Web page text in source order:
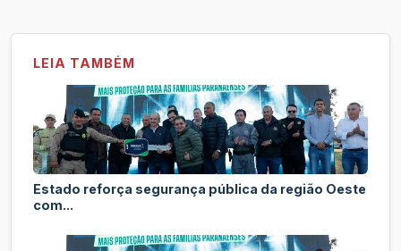
LEIA TAMBÉM
Estado reforça segurança pública da região Oeste
com...